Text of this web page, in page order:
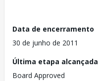
Data de encerramento
30 de junho de 2011
Última etapa alcançada
Board Approved